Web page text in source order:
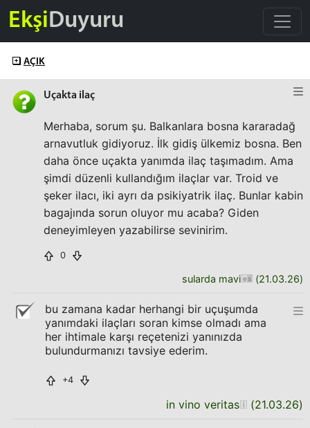
EkşiDuyuru
AÇIK
Uçakta ilaç
Merhaba, sorum şu. Balkanlara bosna kararadağ
arnavutluk gidiyoruz. İlk gidiş ülkemiz bosna. Ben
daha önce uçakta yanımda ilaç taşımadım. Ama
şimdi düzenli kullandığım ilaçlar var. Troid ve
şeker ilacı, iki ayrı da psikiyatrik ilaç. Bunlar kabin
bagajında sorun oluyor mu acaba? Giden
deneyimleyen yazabilirse sevinirim.
0
sularda mavi (21.03.26)
bu zamana kadar herhangi bir uçuşumda
yanımdaki ilaçları soran kimse olmadı ama
her ihtimale karşı reçetenizi yanınızda
bulundurmanızı tavsiye ederim.
+4
in vino veritas (21.03.26)